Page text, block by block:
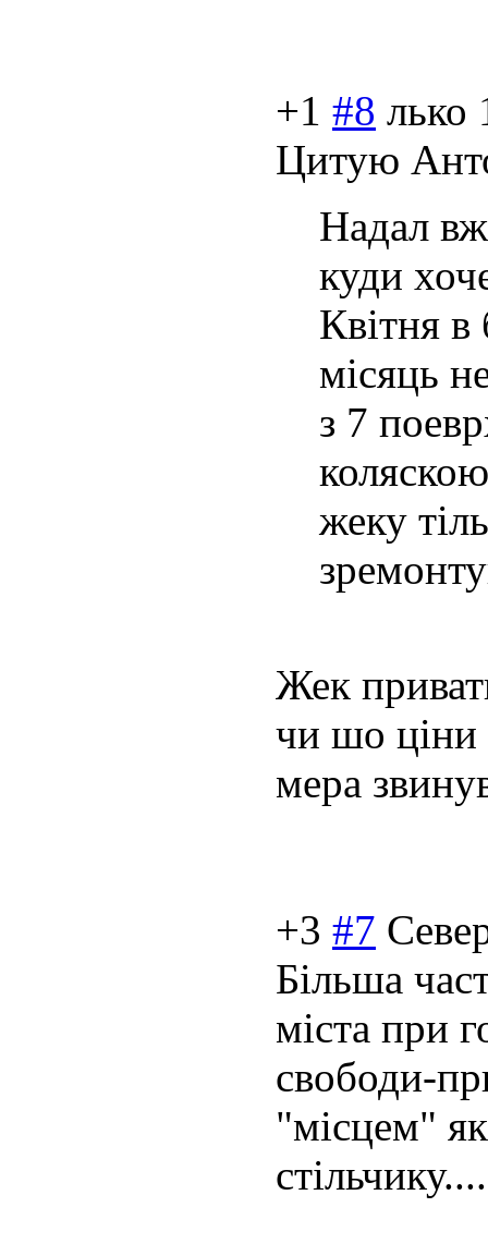
+1 #8 лько
Цитую
Надал
куди
Квітня в
місяць
з 7
жеку
Жек
чи шо ціни
мера
+3 #7
Більша
міста при
свободи-
"місцем"